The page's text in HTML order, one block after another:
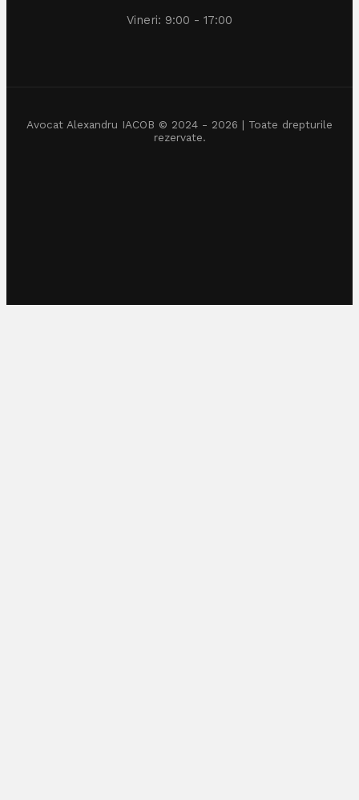
Vineri: 9:00 - 17:00
Avocat Alexandru IACOB © 2024 - 2026 | Toate drepturile
rezervate.